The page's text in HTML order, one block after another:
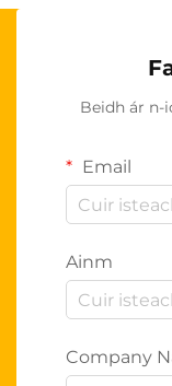
Beidh ár n-
Email
Ainm
Company